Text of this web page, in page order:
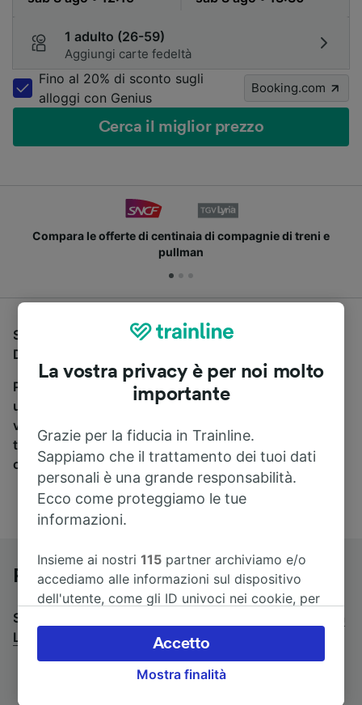
1 adulto (26-59)
Aggiungi carte fedeltà
Fino al 20% di sconto sugli
alloggi con Genius
Booking.com
Cerca il miglior prezzo
Compara le offerte di centinaia di compagnie di treni e
pullman
Se stai cercando un pullman per viaggiare da La
Défense a Lione, sei nel posto giusto.
Per trovare i biglietti dei pullman, è sufficiente avviare
una ricerca in alto, e compareremo i tempi e i costi del
viaggio in treno e in pullman. Con Trainline puoi
trovare i biglietti per viaggiare con oltre 170
compagnie ferroviarie e dei pullman.
Pullman da La Défense a Lione
Stai cercando un viaggio di ritorno? Vai su
Lione a La Défense
La vostra privacy è per noi molto
importante
Grazie per la fiducia in Trainline.
Sappiamo che il trattamento dei tuoi dati
personali è una grande responsabilità.
Ecco come proteggiamo le tue
informazioni.
Insieme ai nostri115 partner archiviamo e/o
accediamo alle informazioni sul dispositivo
dell'utente, come gli ID univoci nei cookie, per
accettare o gestire le proprie scelte facendo
clic di seguito, tra cui il proprio diritto di
opporsi sulla base di un interesse legittimo o
Mostra finalità
Accetto